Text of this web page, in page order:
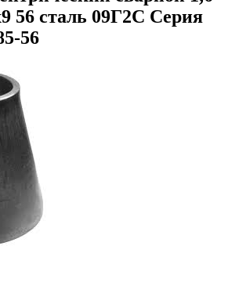
56 сталь 09Г2С Серия
56